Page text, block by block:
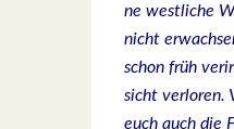
ne west­li­che
nicht
schon früh
sicht ver­lo­ren.
euch auch die